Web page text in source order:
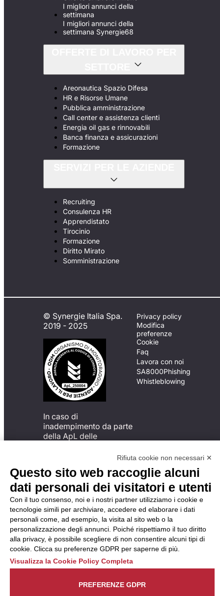
I migliori annunci della
settimana
I migliori annunci della
settimana Synergie68
Areonautica Spazio Difesa
HR e Risorse Umane
Pubblica amministrazione
Call center e assistenza clienti
Energia oil gas e rinnovabili
Banca finanza e assicurazioni
Formazione
Recruiting
Consulenza HR
Apprendistato
Tirocinio
Formazione
Diritto Mirato
Somministrazione
© Synergie Italia Spa.
2019 - 2025
In caso di
inadempimento da parte
della ApL delle
del Codice di Condotta, è
possibile presentare un
reclamo
all’Organismo di
Monitoraggio utilizzando
una delle modalità
descritte al seguente
indirizzo web
https://odm-
agenzielavoro.it/reclami/ .
Privacy policy
Modifica
preferenze
Cookie
Faq
Lavora con noi
SA8000Phishing
Whistleblowing
Rifiuta cookie non necessari ✕
Questo sito web raccoglie alcuni
dati personali dei visitatori e utenti
Con il tuo consenso, noi e i nostri partner utilizziamo i cookie e
tecnologie simili per archiviare, accedere ed elaborare i dati
personali come, ad esempio, la visita al sito web o la
personalizzazione degli annunci. Poiché rispettiamo il tuo diritto
alla privacy, è possibile scegliere di non consentire alcuni tipi di
cookie. Clicca su preferenze GDPR per saperne di più.
Visualizza la Cookie Policy Completa
PREFERENZE GDPR